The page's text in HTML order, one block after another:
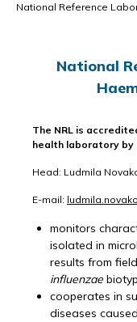
National Reference
National
The NRL is
health laboratory
Head: Ludmila
E-mail:
monitors
isolated in
results from
influenzae
cooperates in
diseases